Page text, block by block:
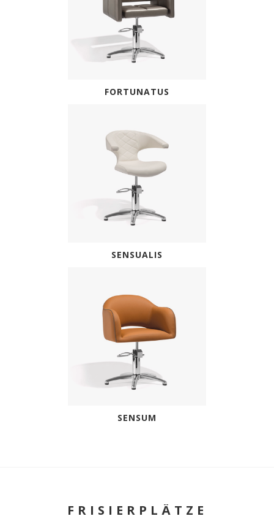
FORTUNATUS
SENSUALIS
SENSUM
FRISIERPLÄTZE